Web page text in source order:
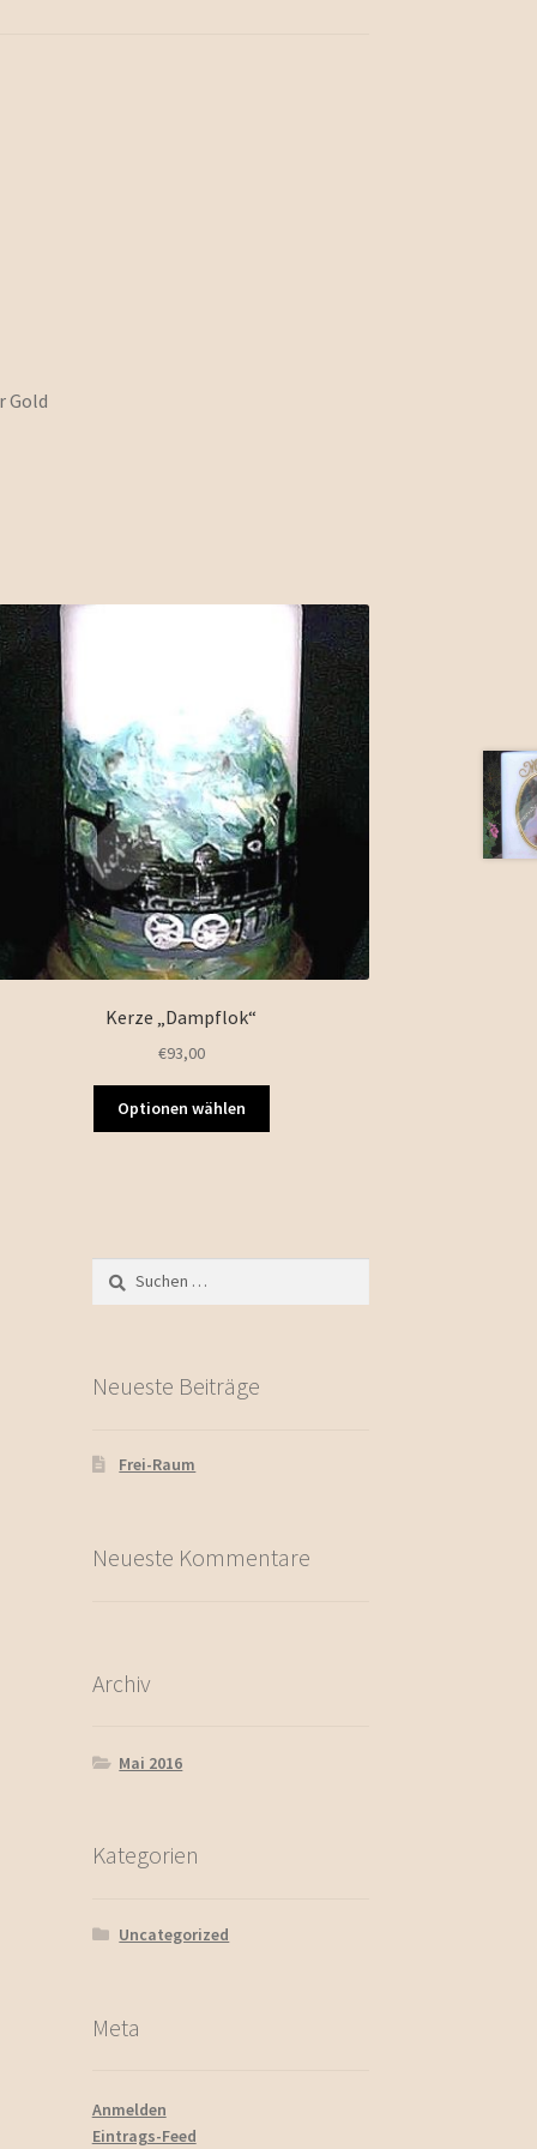
Gold
Kerze „Dampflok“
€93,00
Optionen wählen
Suchen
nach:
Neueste Beiträge
Frei-Raum
Neueste Kommentare
Archiv
Mai 2016
Kategorien
Uncategorized
Meta
Anmelden
Eintrags-Feed